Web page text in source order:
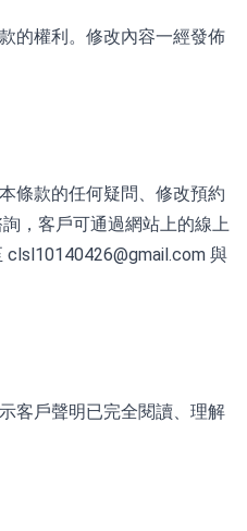
的權利。修改內容一經發佈
條款的任何疑問、修改預約
，客戶可通過網站上的線上
與
客戶聲明已完全閱讀、理解